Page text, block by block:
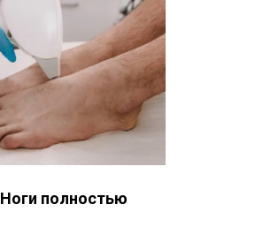
Ноги полностью